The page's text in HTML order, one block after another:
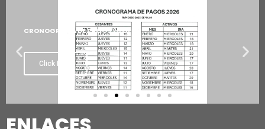
CRONOGRAMA DE PAGOS 2026
Click Here